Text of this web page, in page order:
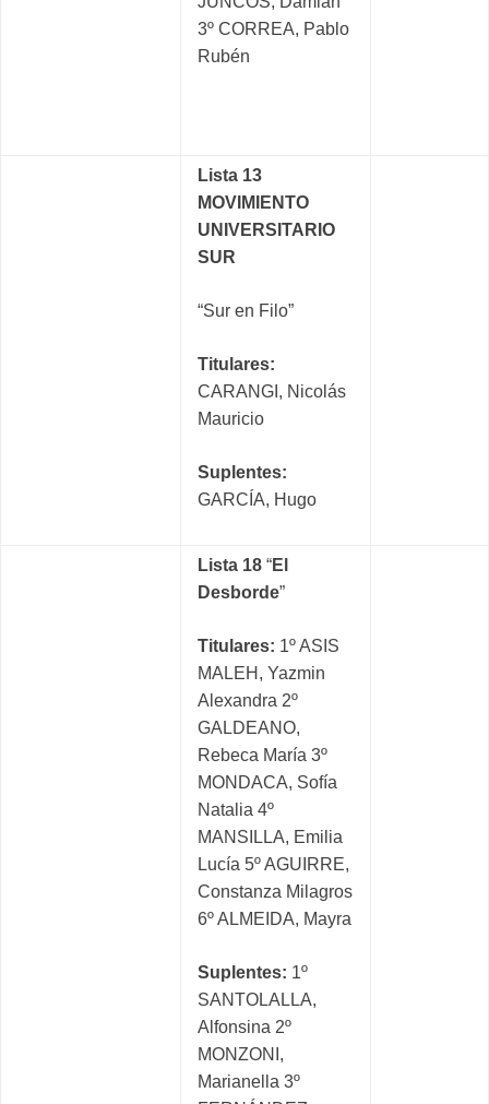
3º CORREA, Pablo
Rubén
Lista 13
MOVIMIENTO
UNIVERSITARIO
SUR
“Sur en Filo”
Titulares:
CARANGI, Nicolás
Mauricio
Suplentes:
GARCÍA, Hugo
Lista 18 “El
Desborde”
Titulares: 1º ASIS
MALEH, Yazmin
Alexandra 2º
GALDEANO,
Rebeca María 3º
MONDACA, Sofía
Natalia 4º
MANSILLA, Emilia
Lucía 5º AGUIRRE,
Constanza Milagros
6º ALMEIDA, Mayra
Suplentes: 1º
SANTOLALLA,
Alfonsina 2º
MONZONI,
Marianella 3º